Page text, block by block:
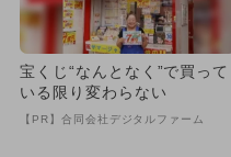
宝くじ“なんとなく”で買って
いる限り変わらない
【PR】合同会社デジタルファーム